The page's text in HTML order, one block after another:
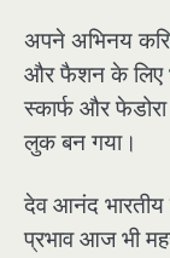
अपने अभिनय
और फैशन के लिए
स्कार्फ और
लुक बन गया।
देव आनंद भारतीय
प्रभाव आज भी